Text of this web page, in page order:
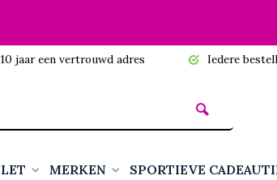
jaar een vertrouwd adres Iedere
MERKEN SPORTIEVE